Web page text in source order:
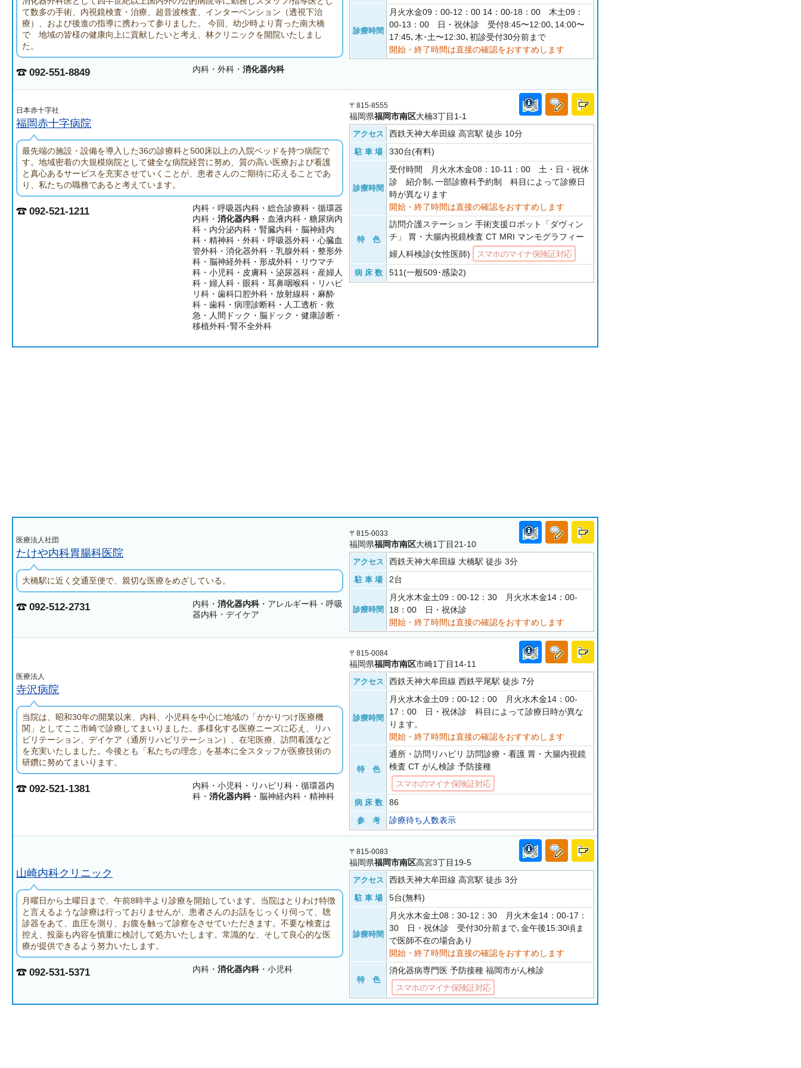
て数多の手術、内視鏡検査・治療、超音波検査、インターベンション（透視下治
療）、および後進の指導に携わって参りました。 今回、幼少時より育った南大橋
で 地域の皆様の健康向上に貢献したいと考え、林クリニックを開院いたしまし
た。
092-551-8849 内科・外科・消化器内科
診療時間
月火水金09：00-12：00 14：00-18：00 木土09：
00-13：00 日・祝休診 受付8:45〜12:00､14:00〜
17:45､木･土〜12:30､初診受付30分前まで
開始・終了時間は直接の確認をおすすめします
日本赤十字社
福岡赤十字病院
最先端の施設・設備を導入した36の診療科と500床以上の入院ベッドを持つ病院で
す。地域密着の大規模病院として健全な病院経営に努め、質の高い医療および看護
と真心あるサービスを充実させていくことが、患者さんのご期待に応えることであ
り、私たちの職務であると考えています。
092-521-1211
内科・呼吸器内科・総合診療科・循環器
内科・消化器内科・血液内科・糖尿病内
科・内分泌内科・腎臓内科・脳神経内
科・精神科・外科・呼吸器外科・心臓血
管外科・消化器外科・乳腺外科・整形外
科・脳神経外科・形成外科・リウマチ
科・小児科・皮膚科・泌尿器科・産婦人
科・婦人科・眼科・耳鼻咽喉科・リハビ
リ科・歯科口腔外科・放射線科・麻酔
科・歯科・病理診断科・人工透析・救
急・人間ドック・脳ドック・健康診断・
移植外科･腎不全外科
〒815-8555
福岡県福岡市南区大楠3丁目1-1
アクセス 西鉄天神大牟田線 高宮駅 徒歩 10分
駐 車 場 330台(有料)
診療時間
受付時間 月火水木金08：10-11：00 土・日・祝休
診 紹介制､一部診療科予約制 科目によって診療日
時が異なります
開始・終了時間は直接の確認をおすすめします
特 色
訪問介護ステーション 手術支援ロボット「ダヴィン
チ」 胃・大腸内視鏡検査 CT MRI マンモグラフィー
婦人科検診(女性医師)
スマホのマイナ保険証対応
病 床 数 511(一般509･感染2)
医療法人社団
たけや内科胃腸科医院
大橋駅に近く交通至便で、親切な医療をめざしている。
092-512-2731 内科・消化器内科・アレルギー科・呼吸
器内科・デイケア
〒815-0033
福岡県福岡市南区大橋1丁目21-10
アクセス 西鉄天神大牟田線 大橋駅 徒歩 3分
駐 車 場 2台
診療時間
月火水木金土09：00-12：30 月火水木金14：00-
18：00 日・祝休診
開始・終了時間は直接の確認をおすすめします
医療法人
寺沢病院
当院は、昭和30年の開業以来、内科、小児科を中心に地域の「かかりつけ医療機
関」としてここ市崎で診療してまいりました。多様化する医療ニーズに応え、リハ
ビリテーション、デイケア（通所リハビリテーション）、在宅医療、訪問看護など
を充実いたしました。今後とも「私たちの理念」を基本に全スタッフが医療技術の
研鑽に努めてまいります。
092-521-1381
内科・小児科・リハビリ科・循環器内
科・消化器内科・脳神経内科・精神科
〒815-0084
福岡県福岡市南区市崎1丁目14-11
アクセス 西鉄天神大牟田線 西鉄平尾駅 徒歩 7分
診療時間
月火水木金土09：00-12：00 月火水木金14：00-
17：00 日・祝休診 科目によって診療日時が異な
ります。
開始・終了時間は直接の確認をおすすめします
特 色
通所・訪問リハビリ 訪問診療・看護 胃・大腸内視鏡
検査 CT がん検診 予防接種
スマホのマイナ保険証対応
病 床 数 86
参 考 診療待ち人数表示
山崎内科クリニック
月曜日から土曜日まで、午前8時半より診療を開始しています。当院はとりわけ特徴
と言えるような診療は行っておりませんが、患者さんのお話をじっくり伺って、聴
診器をあて、血圧を測り、お腹を触って診察をさせていただきます。不要な検査は
控え、投薬も内容を慎重に検討して処方いたします。常識的な、そして良心的な医
療が提供できるよう努力いたします。
092-531-5371 内科・消化器内科・小児科
〒815-0083
福岡県福岡市南区高宮3丁目19-5
アクセス 西鉄天神大牟田線 高宮駅 徒歩 3分
駐 車 場 5台(無料)
診療時間
月火水木金土08：30-12：30 月火木金14：00-17：
30 日・祝休診 受付30分前まで､金午後15:30頃ま
で医師不在の場合あり
開始・終了時間は直接の確認をおすすめします
特 色
消化器病専門医 予防接種 福岡市がん検診
スマホのマイナ保険証対応